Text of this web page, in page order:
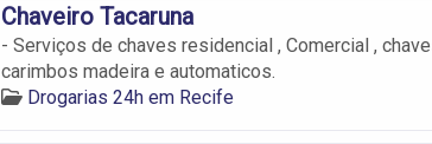
Chaveiro Tacaruna
- Serviços de chaves residencial , Comercial ,
carimbos madeira e automaticos.
Drogarias 24h em Recife